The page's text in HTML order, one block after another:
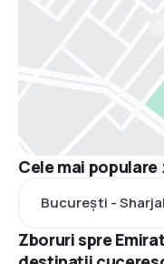
Cele mai
București -
Zboruri spre